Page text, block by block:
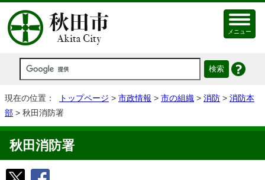
メニュー
現在の位置： トップページ > 市政情報 > 市の組織 > 消防 > 消防本
部 > 秋田消防署
秋田消防署